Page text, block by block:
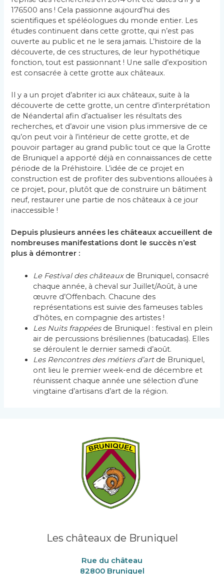
176500 ans ! Cela passionne aujourd’hui des
scientifiques et spéléologues du monde entier. Les
études continuent dans cette grotte, qui n’est pas
ouverte au public et ne le sera jamais. L’histoire de la
découverte, de ces structures, de leur hypothétique
fonction, tout est passionnant ! Une salle d’exposition
est consacrée à cette grotte aux châteaux.
Il y a un projet d’abriter ici aux châteaux, suite à la
découverte de cette grotte, un centre d’interprétation
de Néandertal afin d’actualiser les résultats des
recherches, et d’avoir une vision plus immersive de ce
qu’on peut voir à l’intérieur de cette grotte, et de
pouvoir partager au grand public tout ce que la Grotte
de Bruniquel a apporté déjà en connaissances de cette
période de la Préhistoire. L’idée de ce projet en
construction est de profiter des subventions allouées à
ce projet, pour, plutôt que de construire un bâtiment
neuf, restaurer une partie de nos châteaux à ce jour
inaccessible !
Depuis plusieurs années les châteaux accueillent de
nombreuses manifestations dont le succès n’est
plus à démontrer :
Le Festival des châteauxde Bruniquel, consacré
chaque année, à cheval sur Juillet/Août, à une
œuvre d’Offenbach. Chacune des
représentations est suivie des fameuses tables
d’hôtes, en compagnie des artistes !
Les Nuits frappées de Bruniquel : festival en plein
air de percussions brésiliennes (batucadas). Elles
se déroulent le dernier samedi d’août.
Les Rencontres des métiers d’artde Bruniquel,
ont lieu le premier week-end de décembre et
réunissent chaque année une sélection d’une
vingtaine d’artisans d’art de la région.
Les châteaux de Bruniquel
Rue du château
82800 Bruniquel